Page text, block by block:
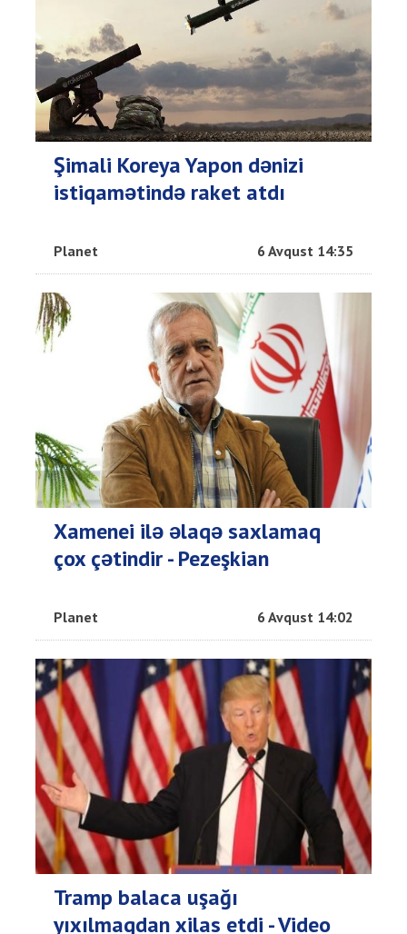
Şimali Koreya Yapon dənizi
istiqamətində raket atdı
Planet 6 Avqust 14:35
Xamenei ilə əlaqə saxlamaq
çox çətindir - Pezeşkian
Planet 6 Avqust 14:02
Tramp balaca uşağı
yıxılmaqdan xilas etdi - Video